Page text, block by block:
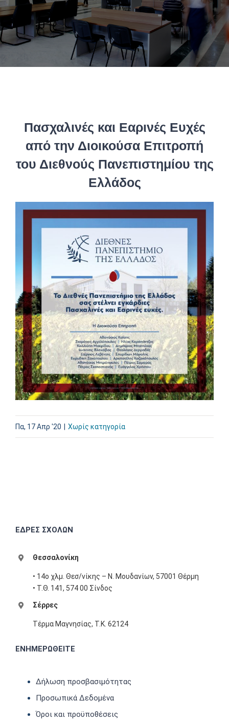
Πανεπιστημιακές Μονάδες
Πασχαλινές και Εαρινές Ευχές
από την Διοικούσα Επιτροπή
του Διεθνούς Πανεπιστημίου της
Ελλάδος
Πα, 17 Απρ '20 Χωρίς κατηγορία
ΕΔΡΕΣ ΣΧΟΛΩΝ
Θεσσαλονίκη
• 14ο χλμ. Θεσ/νίκης – Ν. Μουδανίων, 57001 Θέρμη
• Τ.Θ. 141, 574 00 Σίνδος
Σέρρες
Τέρμα Μαγνησίας, T.K. 62124
ΕΝΗΜΕΡΩΘΕΙΤΕ
Δήλωση προσβασιμότητας
Προσωπικά Δεδομένα
Όροι και προϋποθέσεις